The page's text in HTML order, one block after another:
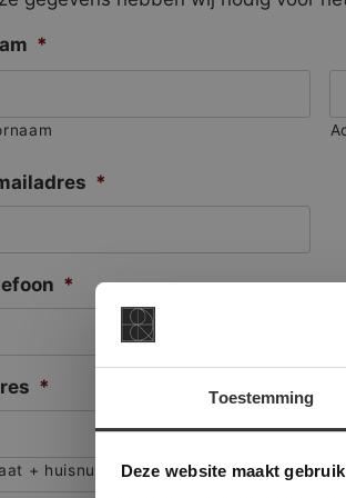
Toestemming
Deze website maakt
*
*
*
*
+ huisnummer
Deze
onze